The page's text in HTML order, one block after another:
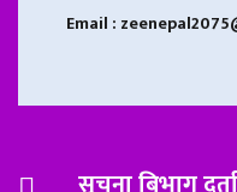
Email :